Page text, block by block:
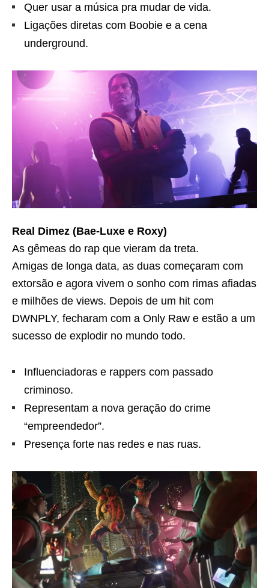
Quer usar a música pra mudar de vida.
Ligações diretas com Boobie e a cena
underground.
Real Dimez (Bae-Luxe e Roxy)
As gêmeas do rap que vieram da treta.
Amigas de longa data, as duas começaram com
extorsão e agora vivem o sonho com rimas afiadas
e milhões de views. Depois de um hit com
DWNPLY, fecharam com a Only Raw e estão a um
sucesso de explodir no mundo todo.
Influenciadoras e rappers com passado
criminoso.
Representam a nova geração do crime
“empreendedor”.
Presença forte nas redes e nas ruas.